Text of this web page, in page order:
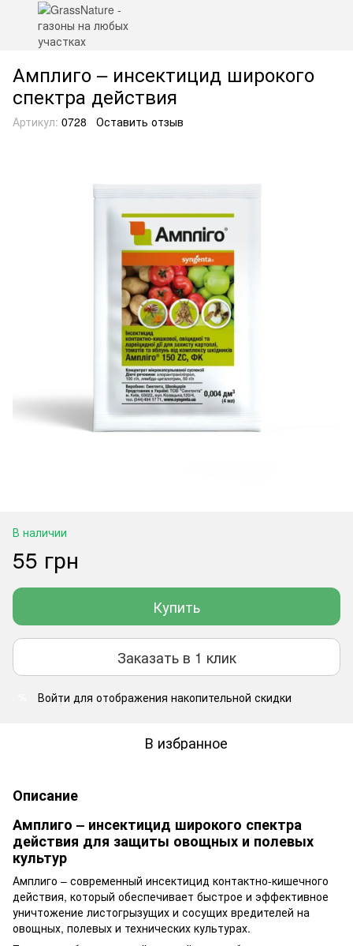
Амплиго – инсектицид широкого
спектра действия
Артикул: 0728 Оставить отзыв
В наличии
55 грн
Купить
Заказать в 1 клик
Войти для отображения накопительной скидки
В избранное
Описание
Амплиго – инсектицид широкого спектра
действия для защиты овощных и полевых
культур
Амплиго – современный инсектицид контактно-кишечного
действия, который обеспечивает быстрое и эффективное
уничтожение листогрызущих и сосущих вредителей на
овощных, полевых и технических культурах.